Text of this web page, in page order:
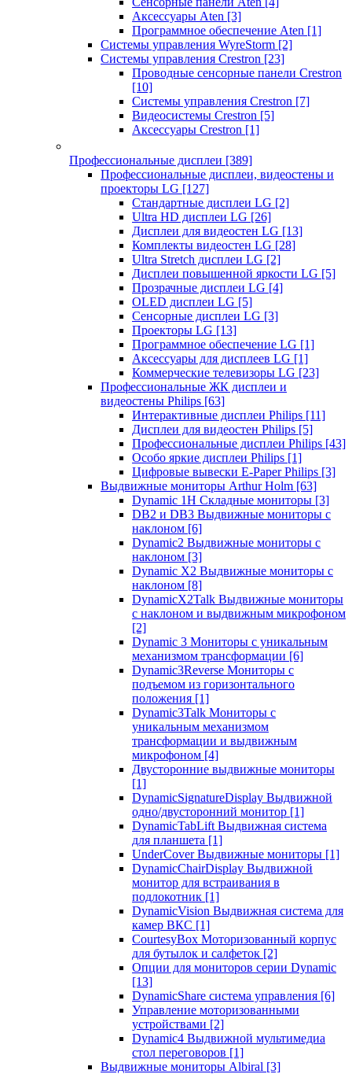
Аксессуары Aten [3]
Программное обеспечение Aten [1]
Системы управления WyreStorm [2]
Системы управления Crestron [23]
Проводные сенсорные панели Crestron
[10]
Системы управления Crestron [7]
Видеосистемы Crestron [5]
Аксессуары Crestron [1]
Профессиональные дисплеи [389]
Профессиональные дисплеи, видеостены и
проекторы LG [127]
Стандартные дисплеи LG [2]
Ultra HD дисплеи LG [26]
Дисплеи для видеостен LG [13]
Комплекты видеостен LG [28]
Ultra Stretch дисплеи LG [2]
Дисплеи повышенной яркости LG [5]
Прозрачные дисплеи LG [4]
OLED дисплеи LG [5]
Сенсорные дисплеи LG [3]
Проекторы LG [13]
Программное обеспечение LG [1]
Аксессуары для дисплеев LG [1]
Коммерческие телевизоры LG [23]
Профессиональные ЖК дисплеи и
видеостены Philips [63]
Интерактивные дисплеи Philips [11]
Дисплеи для видеостен Philips [5]
Профессиональные дисплеи Philips [43]
Особо яркие дисплеи Philips [1]
Цифровые вывески E-Paper Philips [3]
Выдвижные мониторы Arthur Holm [63]
Dynamic 1Н Складные мониторы [3]
DB2 и DB3 Выдвижные мониторы с
наклоном [6]
Dynamic2 Выдвижные мониторы с
наклоном [3]
Dynamic X2 Выдвижные мониторы с
наклоном [8]
DynamicX2Talk Выдвижные мониторы
с наклоном и выдвижным микрофоном
[2]
Dynamic 3 Мониторы с уникальным
механизмом трансформации [6]
Dynamic3Reverse Мониторы с
подъемом из горизонтального
положения [1]
Dynamic3Talk Мониторы с
уникальным механизмом
трансформации и выдвижным
микрофоном [4]
Двусторонние выдвижные мониторы
[1]
DynamicSignatureDisplay Выдвижной
одно/двусторонний монитор [1]
DynamicTabLift Выдвижная система
для планшета [1]
UnderCover Выдвижные мониторы [1]
DynamicChairDisplay Выдвижной
монитор для встраивания в
подлокотник [1]
DynamicVision Выдвижная система для
камер ВКС [1]
CourtesyBox Моторизованный корпус
для бутылок и салфеток [2]
Опции для мониторов серии Dynamic
[13]
DynamicShare система управления [6]
Управление моторизованными
устройствами [2]
Dynamic4 Выдвижной мультимедиа
стол переговоров [1]
Выдвижные мониторы Albiral [3]